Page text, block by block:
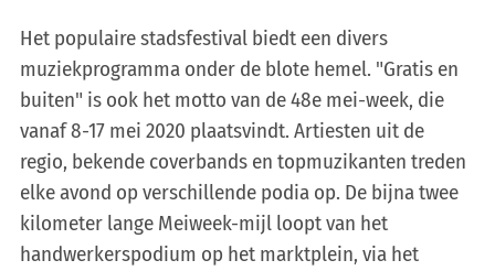
Het populaire stadsfestival biedt een divers
muziekprogramma onder de blote hemel. "Gratis en
buiten" is ook het motto van de 48e mei-week, die
vanaf 8-17 mei 2020 plaatsvindt. Artiesten uit de
regio, bekende coverbands en topmuzikanten treden
elke avond op verschillende podia op. De bijna twee
kilometer lange Meiweek-mijl loopt van het
handwerkerspodium op het marktplein, via het